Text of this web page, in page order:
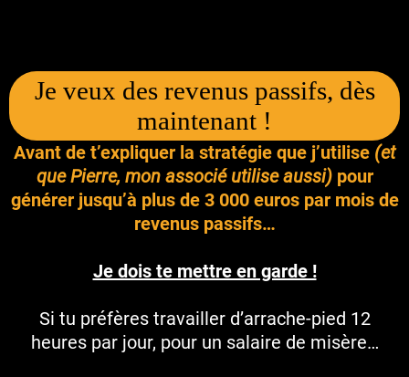
Je veux des revenus passifs, dès
maintenant !
Avant de t’expliquer la stratégie que j’utilise (et
que Pierre, mon associé utilise aussi)pour
générer jusqu’à plus de 3 000 euros par mois de
revenus passifs…
Je dois te mettre en garde !
Si tu préfères travailler d’arrache-pied 12
heures par jour, pour un salaire de misère…